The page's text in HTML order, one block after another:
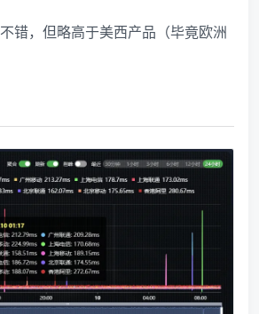
错，但略高于美西产品（毕竟欧洲